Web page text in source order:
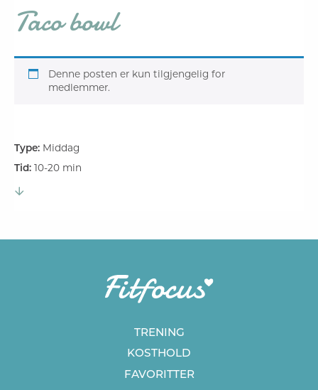
Taco bowl
Denne posten er kun tilgjengelig for
medlemmer.
Type: Middag
Tid: 10-20 min
TRENING
KOSTHOLD
FAVORITTER